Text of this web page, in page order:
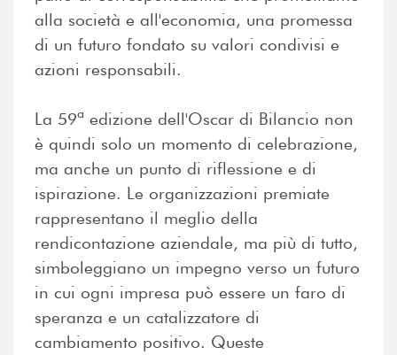
alla società e all'economia, una promessa
di un futuro fondato su valori condivisi e
azioni responsabili.
La 59ª edizione dell'Oscar di Bilancio non
è quindi solo un momento di celebrazione,
ma anche un punto di riflessione e di
ispirazione. Le organizzazioni premiate
rappresentano il meglio della
rendicontazione aziendale, ma più di tutto,
simboleggiano un impegno verso un futuro
in cui ogni impresa può essere un faro di
speranza e un catalizzatore di
cambiamento positivo. Queste